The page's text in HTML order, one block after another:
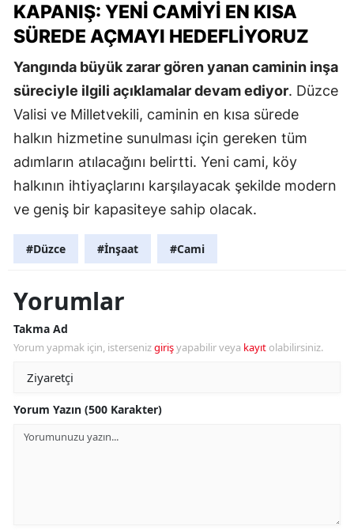
KAPANIŞ: YENI CAMIYI EN KISA
SÜREDE AÇMAYI HEDEFLIYORUZ
Yangında büyük zarar gören yanan caminin inşa
süreciyle ilgili açıklamalar devam ediyor. Düzce
Valisi ve Milletvekili, caminin en kısa sürede
halkın hizmetine sunulması için gereken tüm
adımların atılacağını belirtti. Yeni cami, köy
halkının ihtiyaçlarını karşılayacak şekilde modern
ve geniş bir kapasiteye sahip olacak.
#Düzce #İnşaat #Cami
Yorumlar
Takma Ad
Yorum yapmak için, istersenizgirişyapabilir veya kayıt olabilirsiniz.
Yorum Yazın (500 Karakter)